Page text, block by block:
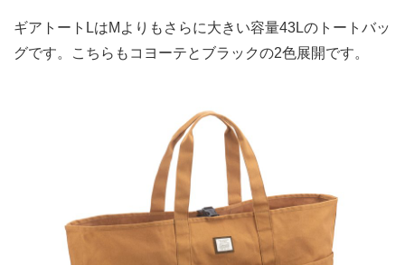
ギアトートLはMよりもさらに大きい容量43Lのトートバッ
グです。こちらもコヨーテとブラックの2色展開です。